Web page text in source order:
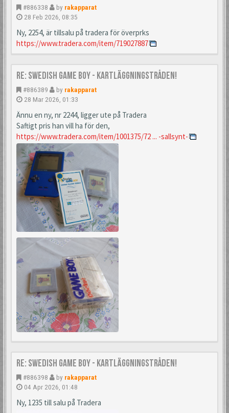
#886338 by rakapparat
28 Feb 2026, 08:35
Ny, 2254, är tillsalu på tradera för överprks
https://www.tradera.com/item/719027887
Re: Swedish Game Boy - Kartläggningstråden!
#886389 by rakapparat
28 Mar 2026, 01:33
Ännu en ny, nr 2244, ligger ute på Tradera
Saftigt pris han vill ha för den,
https://www.tradera.com/item/1001375/72 ... -sallsynt-
Re: Swedish Game Boy - Kartläggningstråden!
#886398 by rakapparat
04 Apr 2026, 01:48
Ny, 1235 till salu på Tradera